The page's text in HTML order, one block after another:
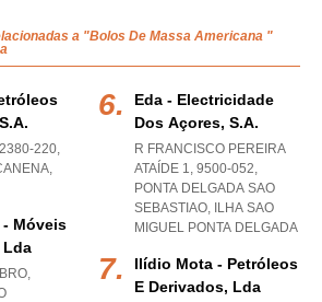
a "Bolos De Massa Americana "
220,
,
- Móveis
Lda
Eda - Electricidade
Dos Açores, S.a.
R FRANCISCO PEREIRA
ATAÍDE 1, 9500-052,
PONTA DELGADA SAO
SEBASTIAO, ILHA SAO
MIGUEL PONTA DELGADA
Ilídio Mota - Petróleos
E Derivados, Lda